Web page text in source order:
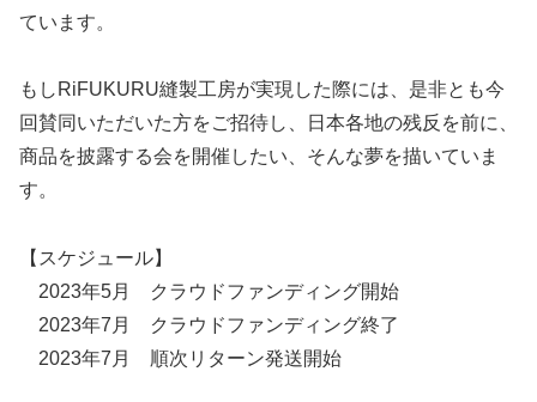
ています。
もしRiFUKURU縫製工房が実現した際には、是非とも今
回賛同いただいた方をご招待し、日本各地の残反を前に、
商品を披露する会を開催したい、そんな夢を描いていま
す。
【スケジュール】
2023年5月 クラウドファンディング開始
2023年7月 クラウドファンディング終了
2023年7月 順次リターン発送開始